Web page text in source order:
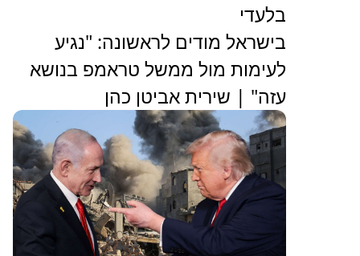
בלעדי
בישראל מודים לראשונה: "נגיע
לעימות מול ממשל טראמפ בנושא
עזה" | שירית אביטן כהן